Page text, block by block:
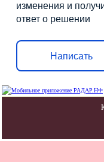
изменения и
ответ о решении
Написать